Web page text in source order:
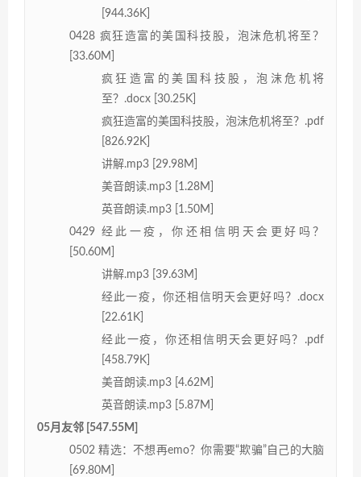
[944.36K]
0428 疯狂造富的美国科技股，泡沫危机将至？
[33.60M]
疯狂造富的美国科技股，泡沫危机将
至？.docx [30.25K]
疯狂造富的美国科技股，泡沫危机将至？.pdf
[826.92K]
讲解.mp3 [29.98M]
美音朗读.mp3 [1.28M]
英音朗读.mp3 [1.50M]
0429 经此一疫，你还相信明天会更好吗？
[50.60M]
讲解.mp3 [39.63M]
经此一疫，你还相信明天会更好吗？.docx
[22.61K]
经此一疫，你还相信明天会更好吗？.pdf
[458.79K]
美音朗读.mp3 [4.62M]
英音朗读.mp3 [5.87M]
05月友邻 [547.55M]
0502 精选：不想再emo？你需要“欺骗”自己的大脑
[69.80M]